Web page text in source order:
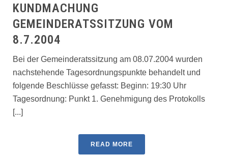
KUNDMACHUNG
GEMEINDERATSSITZUNG VOM
8.7.2004
Bei der Gemeinderatssitzung am 08.07.2004 wurden
nachstehende Tagesordnungspunkte behandelt und
folgende Beschlüsse gefasst: Beginn: 19:30 Uhr
Tagesordnung: Punkt 1. Genehmigung des Protokolls
[...]
READ MORE